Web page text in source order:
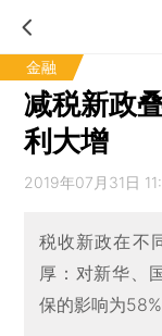
金融
减税新政
利大增
2019年07月31日
税收新政在不
厚：对新华、
保的影响为58%